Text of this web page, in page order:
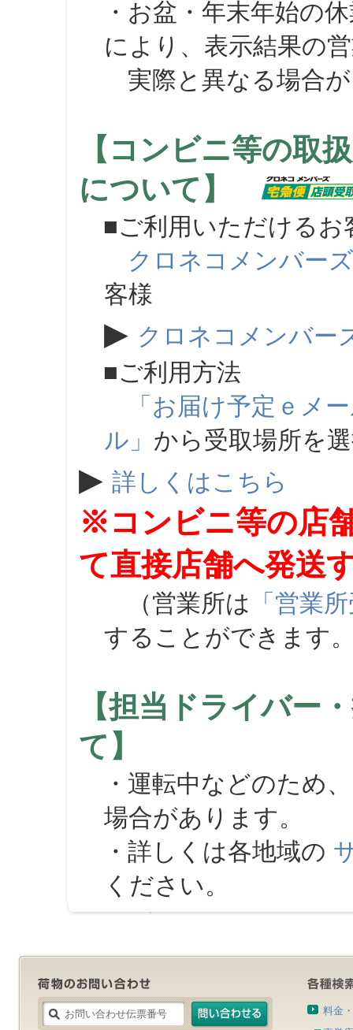
・お盆・年末年始の
により、表示結果の
実際と異なる場合が
【コンビニ等の取
について】
■ご利用いただけるお
クロネコメンバーズ
客様
▶ クロネコメンバー
■ご利用方法
「お届け予定ｅメ
ル」 から受取場所を
▶ 詳しくはこちら
※コンビニ等の店
て直接店舗へ発送
（営業所は 「営業
することができます
【担当ドライバー
て】
・運転中などのため
場合があります。
・詳しくは各地域の
ください。
料金